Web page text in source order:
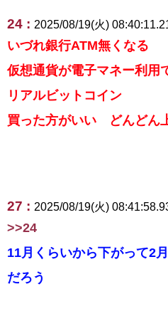
24 : 2025/08/19(火)
いづれ銀行ATM無くなる
仮想通貨が電子マネー利用
リアルビットコイン
買った方がいい どんどん
27 : 2025/08/19(火)
>>24
11月くらいから下がって2
だろう